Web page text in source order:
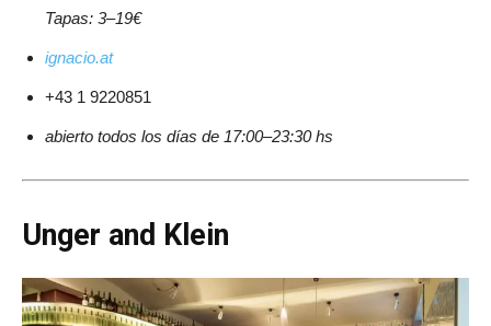
Tapas: 3–19€
ignacio.at
+43 1 9220851
abierto todos los días de 17:00–23:30 hs
Unger and Klein